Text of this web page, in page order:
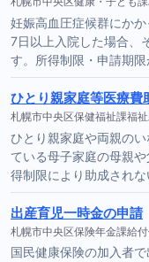
妊娠高血圧症候群にか
7日以上入院した場合、
す。所得制限・申請期限
ひとり親家庭等医療費
札幌市中央区保健福祉課福
ひとり親家庭や両親の
ている母子家庭の母親
得制限により助成されな
出産育児一時金の申請
札幌市中央区保険年金課給
国民健康保険の加入者